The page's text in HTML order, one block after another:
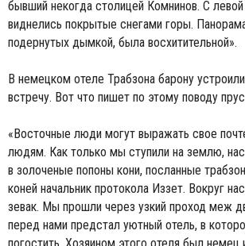
бывший некогда столицей Комнинов. С
виднелись покрытые снегами горы.
подернутых дымкой, была восхитительной».
В немецком отеле Трабзона барону
встречу. Вот что пишет по этому поводу
«Восточные люди могут выражать свое
людям. Как только мы ступили на землю,
в золоченые попоны кони, посланные
коней начальник протокола Иззет. Вокруг
зевак. Мы прошли через узкий проход меж
перед нами предстал уютный отель, в